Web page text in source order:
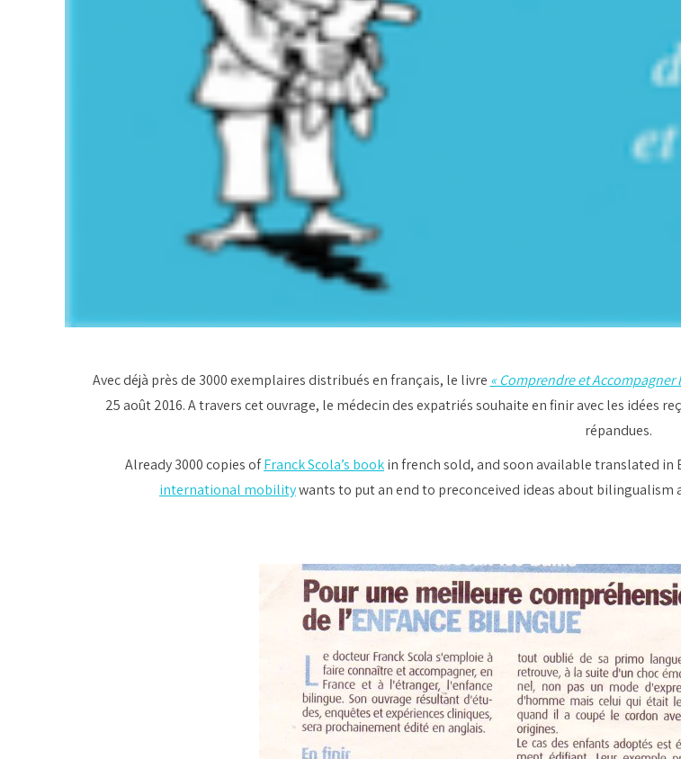
Avec déjà près de 3000 exemplaires distribués en français, le livre « Comprendre et Accompagner
25 août 2016. A travers cet ouvrage, le médecin des expatriés souhaite en finir avec les idées
répandues.
Already 3000 copies ofFranck Scola’s bookin french sold, and soon available translated in
international mobilitywants to put an end to preconceived ideas about bilingualism